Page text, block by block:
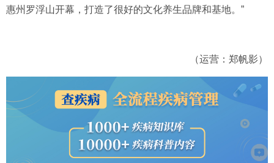
惠州罗浮山开幕，打造了很好的文化养生品牌和基地。”
（运营：郑帆影）